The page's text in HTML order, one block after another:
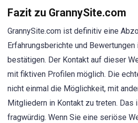
Fazit zu GrannySite.com
GrannySite.com ist definitiv eine
Erfahrungsberichte und
bestätigen. Der Kontakt auf dieser
mit fiktiven Profilen möglich. Die
nicht einmal die Möglichkeit, mit
Mitgliedern in Kontakt zu treten. Das
fragwürdig. Wenn Sie eine seriöse